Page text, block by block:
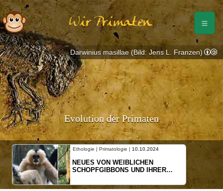
Wir Primaten
Evolution der Primaten
Ethologie | Primatologie | 10.10.2024
NEUES VON WEIBLICHEN
SCHOPFGIBBONS UND IHRER
Darwinius masillae (Bild: Jens L. Franzen)